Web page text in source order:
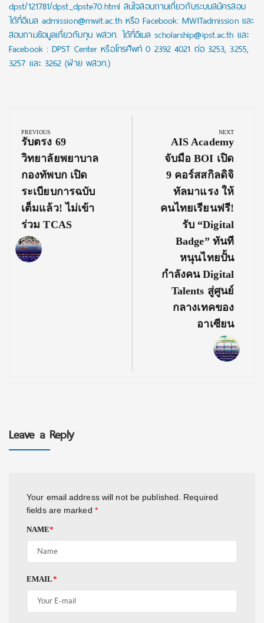
dpst/121781/dpst_dpste70.html สนใจสอบถามเกี่ยวกับระบบสมัครสอบ
ได้ที่อีเมล admission@mwit.ac.th หรือ Facebook: MWITadmission และ
สอบถามข้อมูลเกี่ยวกับทุน พสวท. ได้ที่อีเมล scholarship@ipst.ac.th และ
Facebook : DPST Center หรือโทรศัพท์ 0 2392 4021 ต่อ 3253, 3255,
3257 และ 3262 (ฝ่าย พสวท.)
navigation
PREVIOUS
Previous
Post:
รับตรง 69
วิทยาลัยพยาบาล
กองทัพบก เปิด
ระเบียบการฉบับ
เต็มแล้ว! ไม่เข้า
ร่วม TCAS
NEXT
Next
Post:
AIS Academy
จับมือ BOI เปิด
9 คอร์สสกิลดิจิ
ทัลมาแรง ให้
คนไทยเรียนฟรี!
รับ “Digital
Badge” ทันที
หนุนไทยปั้น
กำลังคน Digital
Talents สู่ศูนย์
กลางเทคของ
อาเซียน
Leave a Reply
Your email address will not be published.
Required
fields are marked *
NAME*
EMAIL*